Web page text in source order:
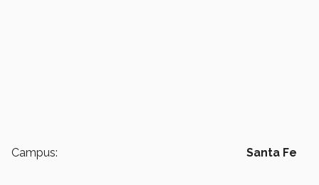
Campus: Santa Fe